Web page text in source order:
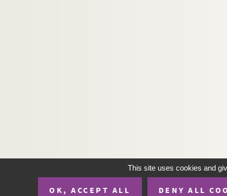
This site uses cookies and
OK, ACCEPT ALL DENY ALL